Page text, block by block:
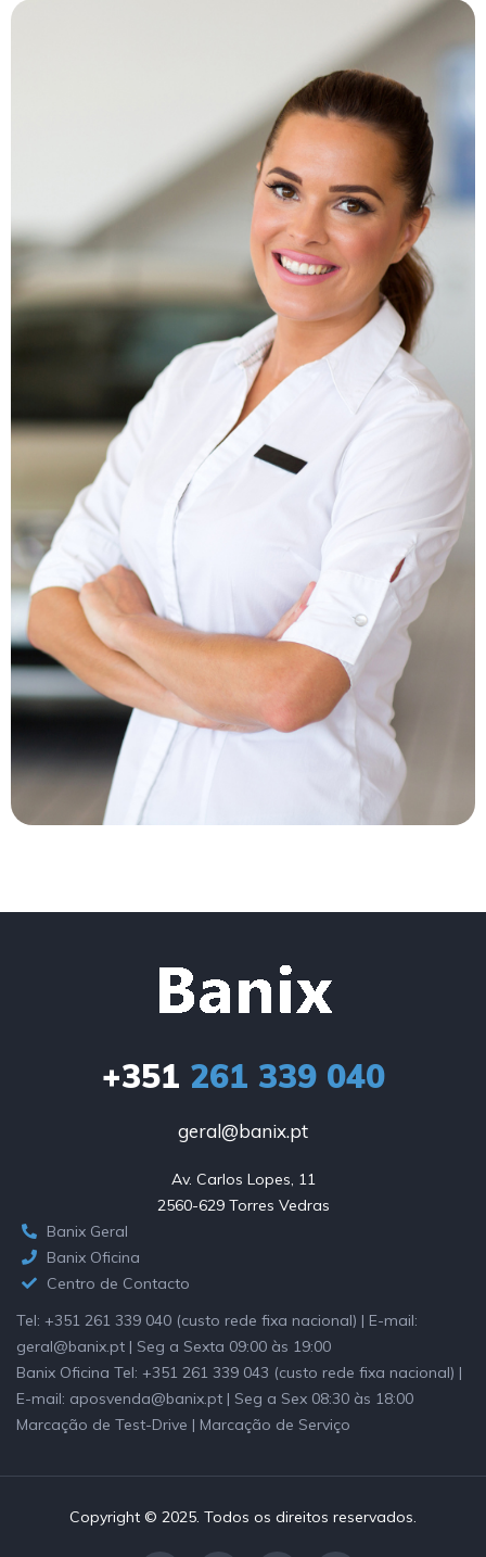
+351 261 339 040
geral@banix.pt
Av. Carlos Lopes, 11
2560-629 Torres Vedras
Banix Geral
Banix Oficina
Centro de Contacto
Tel: +351 261 339 040 (custo rede fixa nacional) | E-mail:
geral@banix.pt | Seg a Sexta 09:00 às 19:00
Banix Oficina Tel: +351 261 339 043 (custo rede fixa nacional) |
E-mail: aposvenda@banix.pt | Seg a Sex 08:30 às 18:00
Marcação de Test-Drive | Marcação de Serviço
Copyright © 2025. Todos os direitos reservados.